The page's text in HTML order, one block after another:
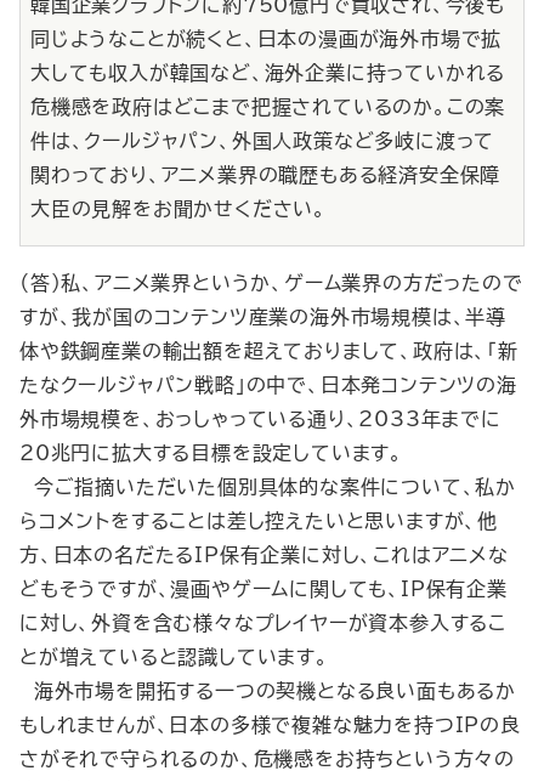
韓国企業クラフトンに約750億円で買収され、今後も
同じようなことが続くと、日本の漫画が海外市場で拡
大しても収入が韓国など、海外企業に持っていかれる
危機感を政府はどこまで把握されているのか。この案
件は、クールジャパン、外国人政策など多岐に渡って
関わっており、アニメ業界の職歴もある経済安全保障
大臣の見解をお聞かせください。
（答）私、アニメ業界というか、ゲーム業界の方だったので
すが、我が国のコンテンツ産業の海外市場規模は、半導
体や鉄鋼産業の輸出額を超えておりまして、政府は、「新
たなクールジャパン戦略」の中で、日本発コンテンツの海
外市場規模を、おっしゃっている通り、2033年までに
20兆円に拡大する目標を設定しています。
今ご指摘いただいた個別具体的な案件について、私か
らコメントをすることは差し控えたいと思いますが、他
方、日本の名だたるIP保有企業に対し、これはアニメな
どもそうですが、漫画やゲームに関しても、IP保有企業
に対し、外資を含む様々なプレイヤーが資本参入するこ
とが増えていると認識しています。
海外市場を開拓する一つの契機となる良い面もあるか
もしれませんが、日本の多様で複雑な魅力を持つIPの良
さがそれで守られるのか、危機感をお持ちという方々の